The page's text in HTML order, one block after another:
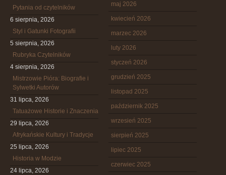
Pytania od czytelników
6 sierpnia, 2026
Styl i Gatunki Fotografii
5 sierpnia, 2026
Rubryka Czytelników
4 sierpnia, 2026
Mistrzowie Pióra: Biografie i
Sylwetki Autorów
31 lipca, 2026
Tatuażowe Historie i Znaczenia
29 lipca, 2026
Afrykańskie Kultury i Tradycje
25 lipca, 2026
Historia w Modzie
24 lipca, 2026
maj 2026
kwiecień 2026
marzec 2026
luty 2026
styczeń 2026
grudzień 2025
listopad 2025
październik 2025
wrzesień 2025
sierpień 2025
lipiec 2025
czerwiec 2025